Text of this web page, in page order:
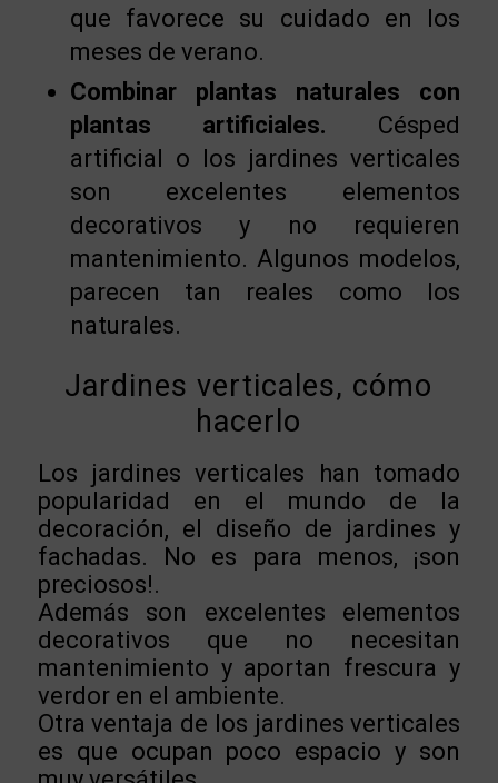
que favorece su cuidado en los
meses de verano.
Combinar plantas naturales con
plantas artificiales. Césped
artificial o los jardines verticales
son excelentes elementos
decorativos y no requieren
mantenimiento. Algunos modelos,
parecen tan reales como los
naturales.
Jardines verticales, cómo
hacerlo
Los jardines verticales han tomado
popularidad en el mundo de la
decoración, el diseño de jardines y
fachadas. No es para menos, ¡son
preciosos!.
Además son excelentes elementos
decorativos que no necesitan
mantenimiento y aportan frescura y
verdor en el ambiente.
Otra ventaja de los jardines verticales
es que ocupan poco espacio y son